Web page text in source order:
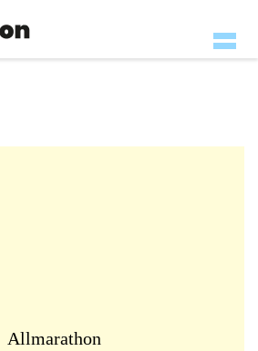
Allmarathon